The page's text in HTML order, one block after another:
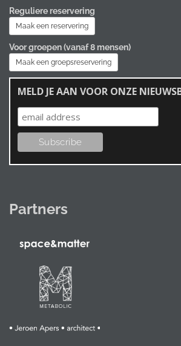
Reguliere reservering
Maak een reservering
Voor groepen (vanaf 8 mensen)
Maak een groepsreservering
MELD JE AAN VOOR ONZE
Partners